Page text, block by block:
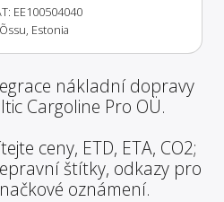
EE100504040
Estonia
nákladní dopravy
Cargoline Pro OÜ.
ceny, ETD, ETA, CO2;
štítky, odkazy pro
oznámení.